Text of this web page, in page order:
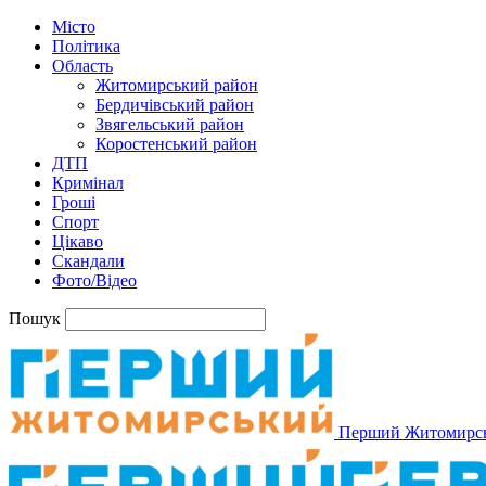
Місто
Політика
Область
Житомирський район
Бердичівський район
Звягельський район
Коростенський район
ДТП
Кримінал
Гроші
Спорт
Цікаво
Скандали
Фото/Відео
Пошук
Перший